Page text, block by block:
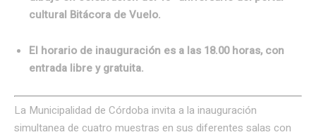
cultural Bitácora de Vuelo.
El horario de inauguración es a las 18.00 horas, con
entrada libre y gratuita.
La Municipalidad de Córdoba invita a la inauguración
simultanea de cuatro muestras en sus diferentes salas con